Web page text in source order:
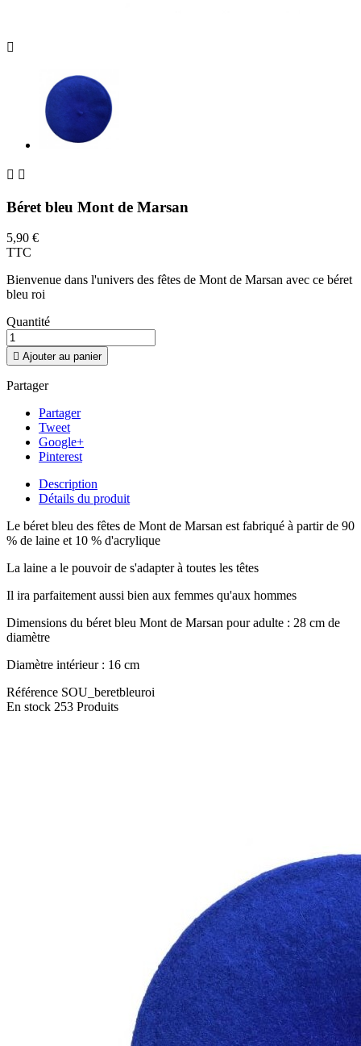

 
Béret bleu Mont de Marsan
5,90 €
TTC
Bienvenue dans l'univers des fêtes de Mont de Marsan avec ce béret
bleu roi
Quantité
 Ajouter au panier
Partager
Partager
Tweet
Google+
Pinterest
Description
Détails du produit
Le béret bleu des fêtes de Mont de Marsan est fabriqué à partir de 90
% de laine et 10 % d'acrylique
La laine a le pouvoir de s'adapter à toutes les têtes
Il ira parfaitement aussi bien aux femmes qu'aux hommes
Dimensions du béret bleu Mont de Marsan pour adulte : 28 cm de
diamètre
Diamètre intérieur : 16 cm
Référence SOU_beretbleuroi
En stock 253 Produits